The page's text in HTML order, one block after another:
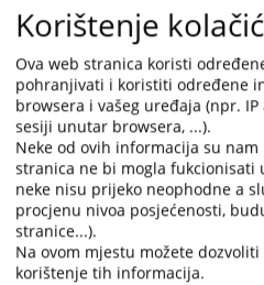
ravnateljice Tajništva Visokog
Hercegovine Ivane Zovko-
Hercegovačko-neretvanskog
financija HNK-, Adila Šute,
samouprave Gorana Karanovića,
Mostaru Zorana Krtalića,
Katarine Drmać i gradonačelnika
Općinski sud u Konjicu
potrebama ove pravosudne
ograničavaju efikasnost
navedeno, već je određena nova
za budući smještaj suda.
Korištenje
Ova web stranica koristi
pohranjivati i koristiti određene
browsera i vašeg uređaja (npr.
sesiji unutar browsera, ...).
Neke od ovih informacija su
stranica ne bi mogla fukcionisati
neke nisu prijeko neophodne a
procjenu nivoa posjećenosti,
stranice...).
Na ovom mjestu možete
korištenje tih informacija.